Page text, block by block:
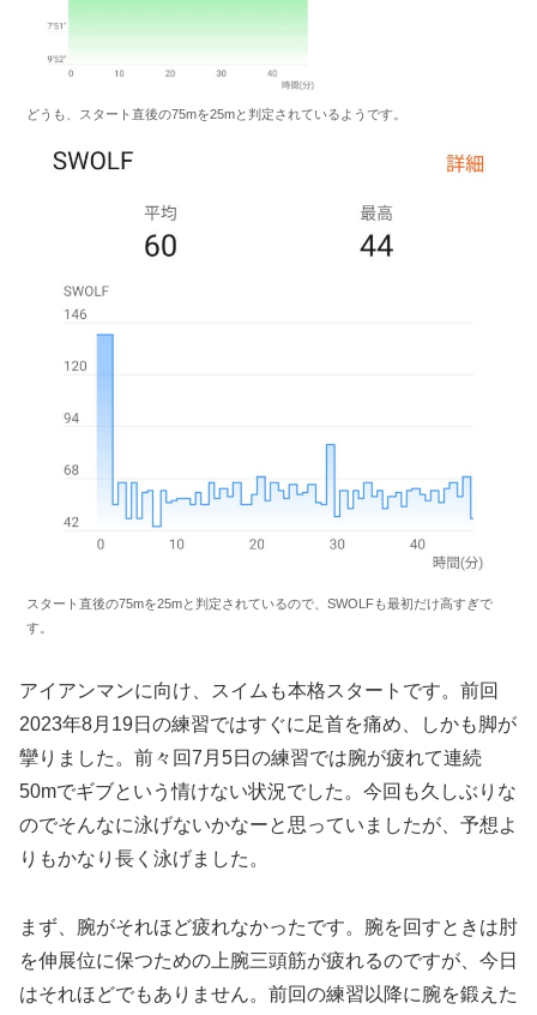
どうも、スタート直後の75mを25mと判定されているようです。
スタート直後の75mを25mと判定されているので、SWOLFも最初だけ高すぎで
す。
アイアンマンに向け、スイムも本格スタートです。前回
2023年8月19日の練習ではすぐに足首を痛め、しかも脚が
攣りました。前々回7月5日の練習では腕が疲れて連続
50mでギブという情けない状況でした。今回も久しぶりな
のでそんなに泳げないかなーと思っていましたが、予想よ
りもかなり長く泳げました。
まず、腕がそれほど疲れなかったです。腕を回すときは肘
を伸展位に保つための上腕三頭筋が疲れるのですが、今日
はそれほどでもありません。前回の練習以降に腕を鍛えた